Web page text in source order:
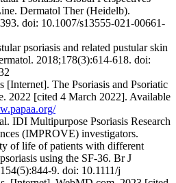
Dermatol Ther (Heidelb).
doi: 10.1007/s13555-021-00661-
psoriasis and related pustular skin
2018;178(3):614-618. doi:
[Internet]. The Psoriasis and Psoriatic
2022 [cited 4 March 2022]. Available
IDI Multipurpose Psoriasis Research
(IMPROVE) investigators.
of life of patients with different
using the SF-36. Br J
9. doi: 10.1111/j